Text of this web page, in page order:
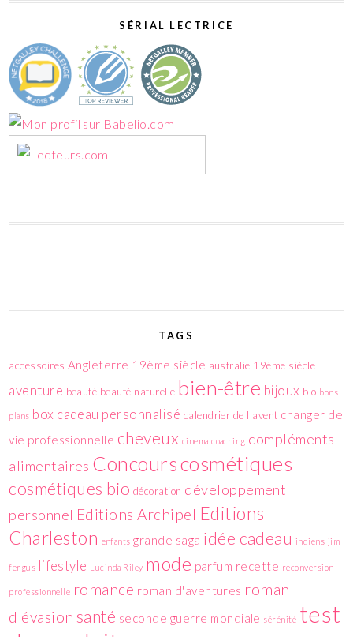
SÉRIAL LECTRICE
lecteurs.com
TAGS
accessoires Angleterre 19ème siècle australie 19ème siècle
aventure beauté beauté naturelle bien-être bijoux bio bons
plans box cadeau personnalisé calendrier de l'avent changer de
vie professionnelle cheveux cinema coaching compléments
alimentaires Concourscosmétiques
cosmétiques bio décoration développement
personnel Editions Archipel Editions
Charleston enfants grande saga idée cadeau indiens jim
fergus lifestyle Lucinda Riley mode parfum recette reconversion
professionnelle romance roman d'aventures roman
d'évasion santé seconde guerre mondiale sérénité test